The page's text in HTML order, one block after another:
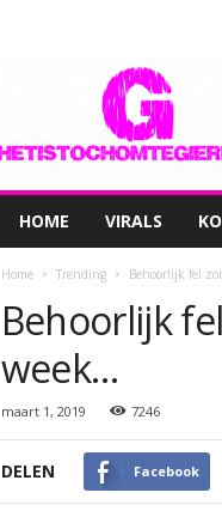
HOME VIRALS
Home Trending Behoorlijk fel
Behoorlijk
week…
maart 1, 2019 7246
DELEN Facebook